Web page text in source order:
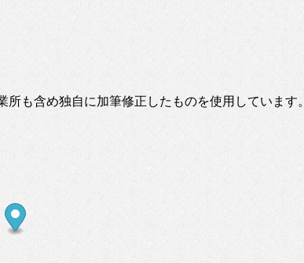
所も含め独自に加筆修正したものを使用しています。